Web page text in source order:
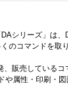
シリーズ」は
のコマンドを取
、販売している
属性・印刷・